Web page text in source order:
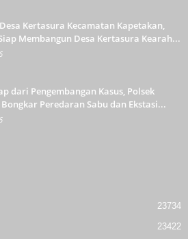
Kertasura Kecamatan Kapetakan,
Membangun Desa Kertasura Kearah...
dari Pengembangan Kasus, Polsek
Peredaran Sabu dan Ekstasi...
23734
23422